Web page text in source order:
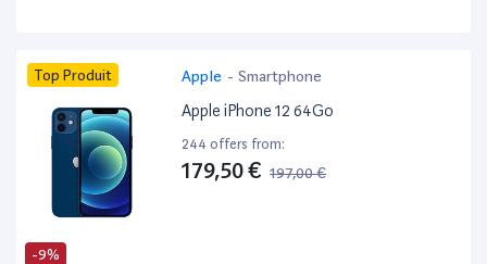
-9%
Top Produit Apple - Smartphone
Apple iPhone 12 64Go
244 offers from:
179,50 € 197,00 €